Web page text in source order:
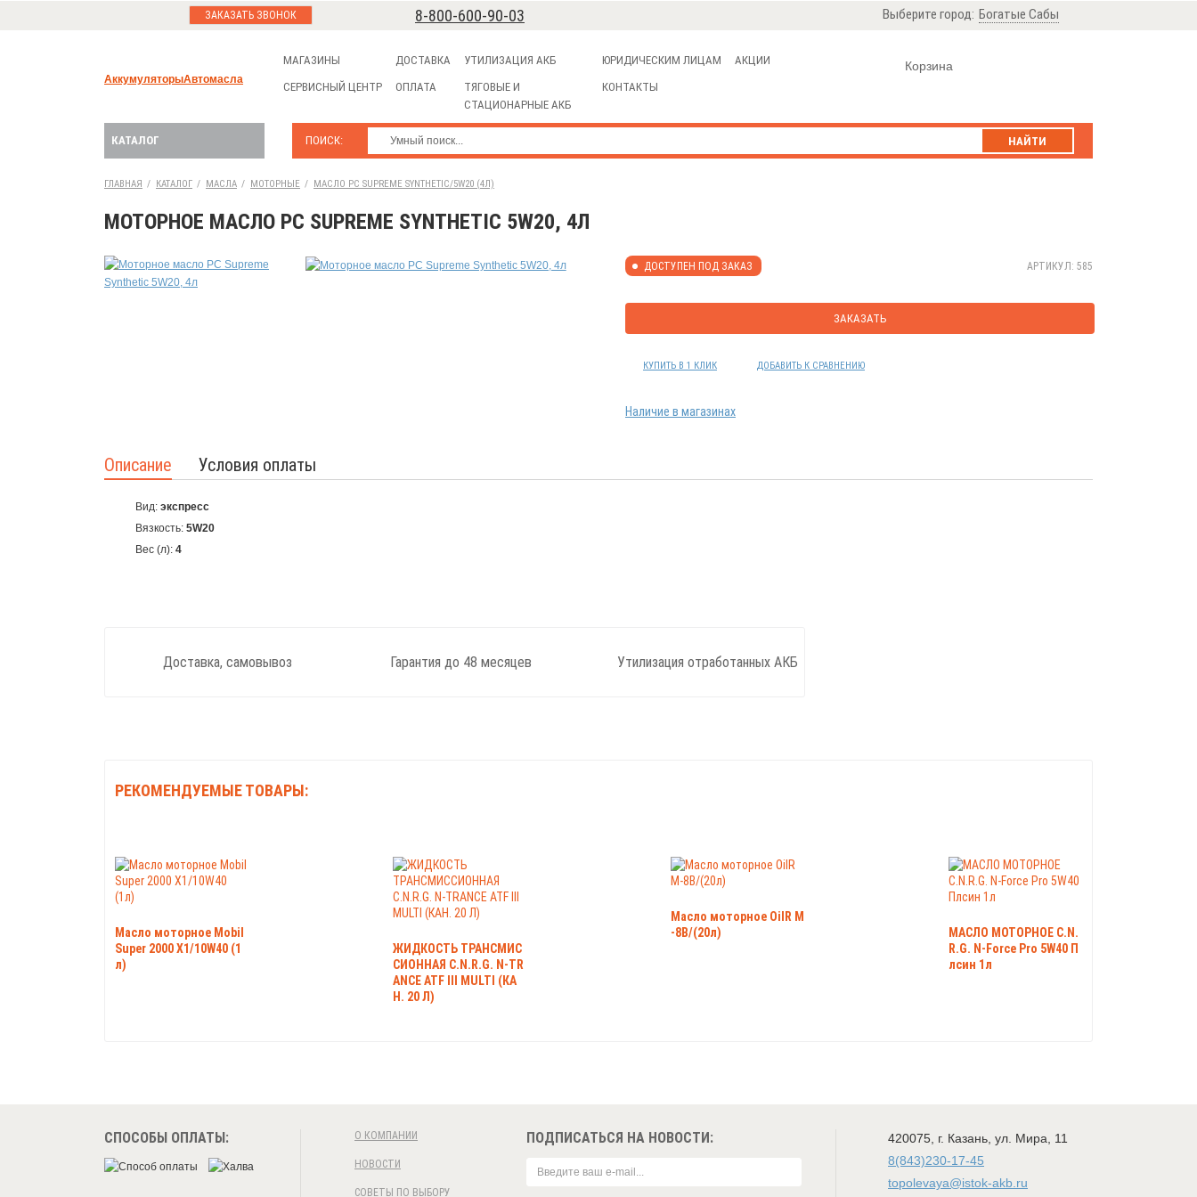
ЗАКАЗАТЬ ЗВОНОК 8-800-600-90-03 Выберите город: Богатые Сабы
АккумуляторыАвтомасла
Корзина
МАГАЗИНЫ
СЕРВИСНЫЙ ЦЕНТР
ДОСТАВКА
ОПЛАТА
УТИЛИЗАЦИЯ АКБ
ТЯГОВЫЕ И
СТАЦИОНАРНЫЕ АКБ
ЮРИДИЧЕСКИМ ЛИЦАМ
КОНТАКТЫ
АКЦИИ
ПОИСК: НАЙТИ
КАТАЛОГ
ГЛАВНАЯ / КАТАЛОГ / МАСЛА / МОТОРНЫЕ / МАСЛО PC SUPREME SYNTHETIC/5W20 (4Л)
МОТОРНОЕ МАСЛО PC SUPREME SYNTHETIC 5W20, 4Л
ДОСТУПЕН ПОД ЗАКАЗ АРТИКУЛ: 585
ЗАКАЗАТЬ
КУПИТЬ В 1 КЛИК ДОБАВИТЬ К СРАВНЕНИЮ
Наличие в магазинах
Описание Условия оплаты
Вид: экспресс
Вязкость: 5W20
Вес (л): 4
Доставка, самовывоз Гарантия до 48 месяцев Утилизация отработанных АКБ
РЕКОМЕНДУЕМЫЕ ТОВАРЫ:
Масло моторное Mobil
Super 2000 X1/10W40 (1
л)
ЖИДКОСТЬ ТРАНСМИС
СИОННАЯ C.N.R.G. N-TR
ANCE ATF III MULTI (КА
Н. 20 Л)
Масло моторное OilR М
-8B/(20л)
МАСЛО МОТОРНОЕ C.N.
R.G. N-Force Pro 5W40 П
лсин 1л
СПОСОБЫ ОПЛАТЫ: О КОМПАНИИ
НОВОСТИ
СОВЕТЫ ПО ВЫБОРУ
ПОДПИСАТЬСЯ НА НОВОСТИ: 420075 г. Казань ул. Мира, 11
8(843)230-17-45
topolevaya@istok-akb.ru